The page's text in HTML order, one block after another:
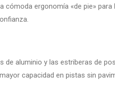
cómoda ergonomía «de pie»
de aluminio y las estriberas de
capacidad en pistas sin